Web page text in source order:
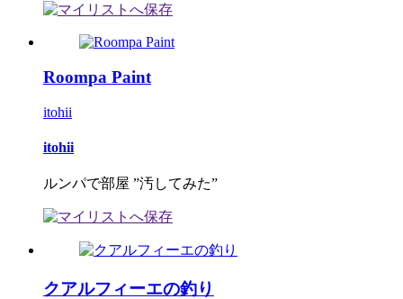
Roompa Paint
itohii
itohii
ルンパで部屋 ”汚してみた”
クアルフィーエの釣り